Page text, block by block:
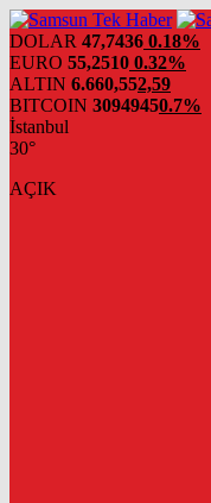
DOLAR 47,7436 0.18%
EURO 55,2510 0.32%
ALTIN 6.660,552,59
BITCOIN 30949450.7%
İstanbul
30°
AÇIK